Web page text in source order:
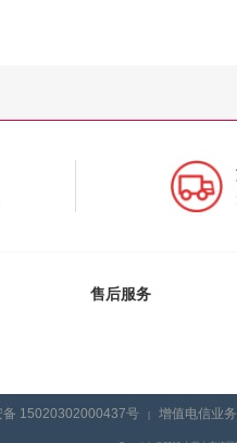
售后服务
备 15020302000437号 | 增值电信业